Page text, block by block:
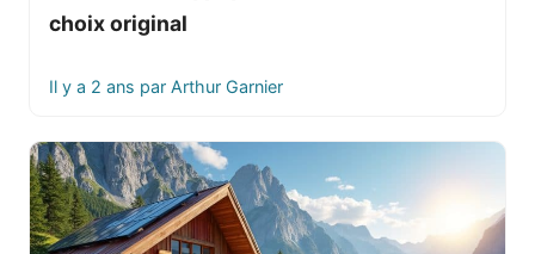
choix original
Il y a 2 ans par Arthur Garnier